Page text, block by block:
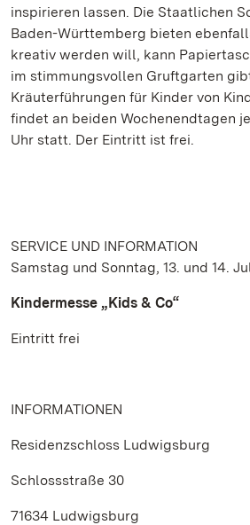
inspirieren lassen. Die Staatlichen
Baden-Württemberg bieten
kreativ werden will, kann
im stimmungsvollen Gruftgarten
Kräuterführungen für Kinder von
findet an beiden Wochenendtagen
Uhr statt. Der Eintritt ist frei.
SERVICE UND INFORMATION
Samstag und Sonntag, 13. und 14.
Kindermesse „Kids & Co“
Eintritt frei
INFORMATIONEN
Residenzschloss Ludwigsburg
Schlossstraße 30
71634 Ludwigsburg